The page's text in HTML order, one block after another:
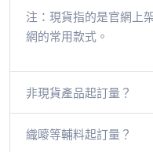
注：現貨指的是官網上
網的常用款式。
非現貨產品起訂量？
織嘜等輔料起訂量？